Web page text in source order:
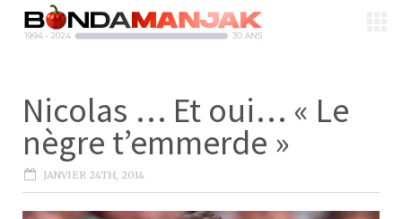
Nicolas … Et oui… « Le
nègre t’emmerde »
JANVIER 24TH, 2014